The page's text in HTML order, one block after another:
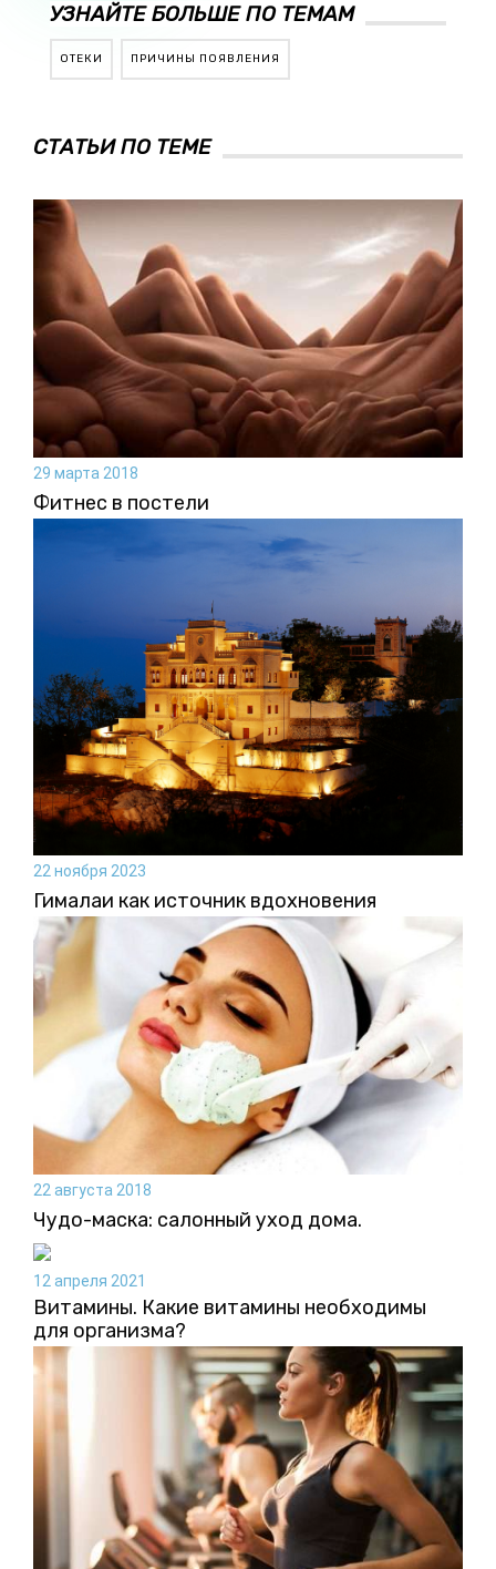
УЗНАЙТЕ БОЛЬШЕ ПО ТЕМАМ
ОТЕКИ ПРИЧИНЫ ПОЯВЛЕНИЯ
СТАТЬИ ПО ТЕМЕ
29 марта 2018
Фитнес в постели
22 ноября 2023
Гималаи как источник вдохновения
22 августа 2018
Чудо-маска: салонный уход дома.
12 апреля 2021
Витамины. Какие витамины необходимы
для организма?